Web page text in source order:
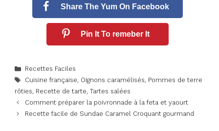
Share The Yum On Facebook
Pin It To remeber It
Categories
Recettes Faciles
Tags
Cuisine française, Oignons caramélisés, Pommes de terre
rôties, Recette de tarte, Tartes salées
Comment préparer la poivronnade à la feta et yaourt
Recette facile de Sundae Caramel Croquant gourmand